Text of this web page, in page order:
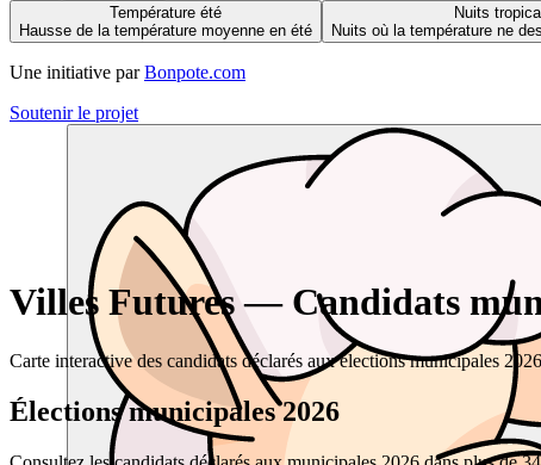
Température été
Hausse de la température moyenne en été
Nuits
Nuits où la température ne
Une initiative par Bonpote.com
Soutenir le projet
Villes Futures — Candidats
Carte interactive des candidats déclarés aux élections municipales
Élections municipales 2026